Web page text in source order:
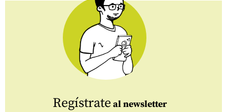
Regístrate al newsletter